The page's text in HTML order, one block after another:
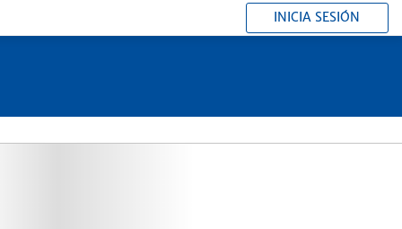
INICIA SESIÓN